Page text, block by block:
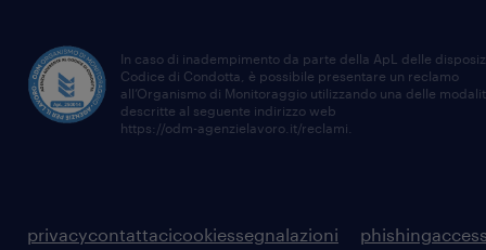
In caso di inadempimento da parte della ApL delle
Codice di Condotta, è possibile presentare un reclamo
all’Organismo di Monitoraggio utilizzando una delle
descritte al seguente indirizzo web
https://odm-agenzielavoro.it/reclami
privacycontattacicookiessegnalazioni
phishing